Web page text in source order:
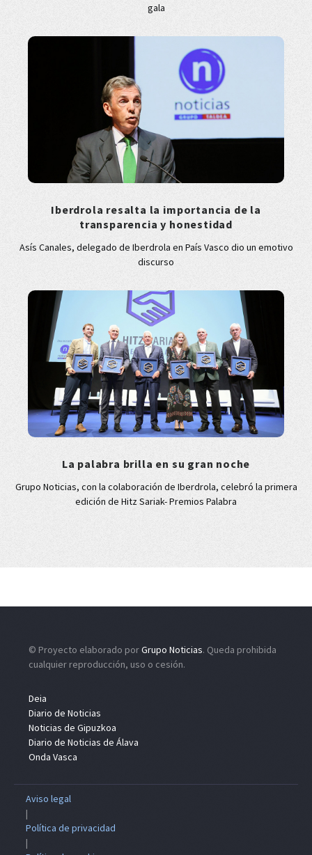
gala
Iberdrola resalta la importancia de la
transparencia y honestidad
Asís Canales, delegado de Iberdrola en País Vasco dio un emotivo
discurso
La palabra brilla en su gran noche
Grupo Noticias, con la colaboración de Iberdrola, celebró la primera
edición de Hitz Sariak- Premios Palabra
© Proyecto elaborado porGrupo Noticias. Queda prohibida
cualquier reproducción, uso o cesión.
Deia
Diario de Noticias
Noticias de Gipuzkoa
Diario de Noticias de Álava
Onda Vasca
Aviso legal
|
Política de privacidad
|